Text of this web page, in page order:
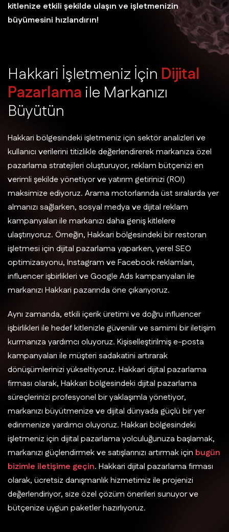
kitlenize etkili şekilde ulaşın ve işletmenizin
büyümesini hızlandırın!
Hakkari İşletmeniz İçin Dijital
Pazarlama ile Markanızı
Büyütün
Hakkari bölgesindeki işletmeniz için sektör analizleri ve
kullanıcı verilerini titizlikle değerlendirerek markanıza özel
pazarlama stratejileri oluşturuyor, reklam bütçenizi en
verimli şekilde yönetiyor ve yatırım getirinizi (ROI)
maksimize ediyoruz. Arama motorlarında üst sıralarda yer
almanızı sağlarken, sosyal medya ve dijital reklam
kampanyaları ile markanızı daha geniş kitlelere
ulaştırıyoruz. Örneğin, Hakkari bölgesindeki bir restoran
işletmesi için dijital pazarlama yaparken, yerel SEO
optimizasyonu, Instagram ve Facebook reklamları,
influencer işbirlikleri ve Google Ads kampanyaları ile
markanızı Hakkari pazarında öne çıkarıyoruz.
Aynı zamanda, etkili içerik üretimi ve doğru influencer
işbirlikleri ile hedef kitlenizle güvenilir ve samimi bir iletişim
kurmanıza yardımcı oluyoruz. Kişiselleştirilmiş e-posta
kampanyaları ile müşteri sadakatini artırarak
dönüşümlerinizi yükseltiyoruz. Hakkari dijital pazarlama
firması olarak, Hakkari bölgesindeki dijital pazarlama
süreçlerinizi profesyonel bir yaklaşımla yönetiyor,
markanızı büyütmenize ve dijital dünyada güçlü bir yer
edinmenize yardımcı oluyoruz. Hakkari bölgesindeki
işletmeniz için dijital pazarlama yolculuğunuza başlamak,
markanızı güçlendirmek ve satışlarınızı artırmak için bugün
bizimle iletişime geçin. Hakkari dijital pazarlama firması
olarak, ücretsiz danışmanlık hizmetimiz ile projenizi
değerlendiriyor, size özel çözüm önerileri sunuyor ve
bütçenize uygun paketler hazırlıyoruz.